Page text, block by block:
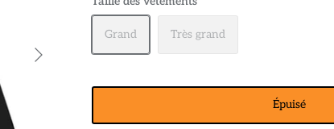
Grand Très grand
Épuisé